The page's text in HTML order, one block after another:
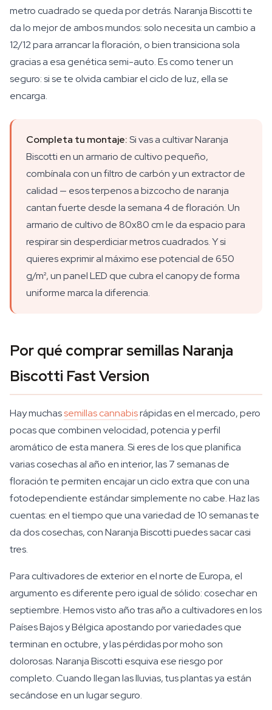
metro cuadrado se queda por detrás. Naranja Biscotti te
da lo mejor de ambos mundos: solo necesita un cambio a
12/12 para arrancar la floración, o bien transiciona sola
gracias a esa genética semi-auto. Es como tener un
seguro: si se te olvida cambiar el ciclo de luz, ella se
encarga.
Completa tu montaje:Si vas a cultivar Naranja
Biscotti en un armario de cultivo pequeño,
combínala con un filtro de carbón y un extractor de
calidad — esos terpenos a bizcocho de naranja
cantan fuerte desde la semana 4 de floración. Un
armario de cultivo de 80x80 cm le da espacio para
respirar sin desperdiciar metros cuadrados. Y si
quieres exprimir al máximo ese potencial de 650
g/m², un panel LED que cubra el canopy de forma
uniforme marca la diferencia.
Por qué comprar semillas Naranja
Biscotti Fast Version
Hay muchassemillas cannabisrápidas en el mercado, pero
pocas que combinen velocidad, potencia y perfil
aromático de esta manera. Si eres de los que planifica
varias cosechas al año en interior, las 7 semanas de
floración te permiten encajar un ciclo extra que con una
fotodependiente estándar simplemente no cabe. Haz las
cuentas: en el tiempo que una variedad de 10 semanas te
da dos cosechas, con Naranja Biscotti puedes sacar casi
tres.
Para cultivadores de exterior en el norte de Europa, el
argumento es diferente pero igual de sólido: cosechar en
septiembre. Hemos visto año tras año a cultivadores en los
Países Bajos y Bélgica apostando por variedades que
terminan en octubre, y las pérdidas por moho son
dolorosas. Naranja Biscotti esquiva ese riesgo por
completo. Cuando llegan las lluvias, tus plantas ya están
secándose en un lugar seguro.